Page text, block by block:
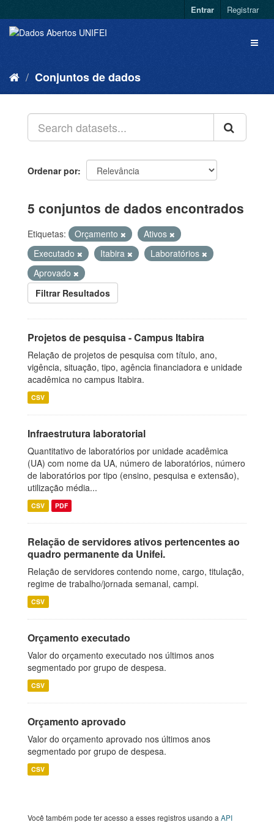
Entrar Registrar
Conjuntos de dados
Ordenar por
5 conjuntos de dados encontrados
Etiquetas: Orçamento
Ativos
Executado
Itabira
Laboratórios
Aprovado
Filtrar Resultados
Projetos de pesquisa - Campus Itabira
Relação de projetos de pesquisa com título, ano,
vigência, situação, tipo, agência financiadora e unidade
acadêmica no campus Itabira.
CSV
Infraestrutura laboratorial
Quantitativo de laboratórios por unidade acadêmica
(UA) com nome da UA, número de laboratórios, número
de laboratórios por tipo (ensino, pesquisa e extensão),
utilização média...
CSV PDF
Relação de servidores ativos pertencentes ao
quadro permanente da Unifei.
Relação de servidores contendo nome, cargo, titulação,
regime de trabalho/jornada semanal, campi.
CSV
Orçamento executado
Valor do orçamento executado nos últimos anos
segmentado por grupo de despesa.
CSV
Orçamento aprovado
Valor do orçamento aprovado nos últimos anos
segmentado por grupo de despesa.
CSV
Você também pode ter acesso a esses registros usando a API